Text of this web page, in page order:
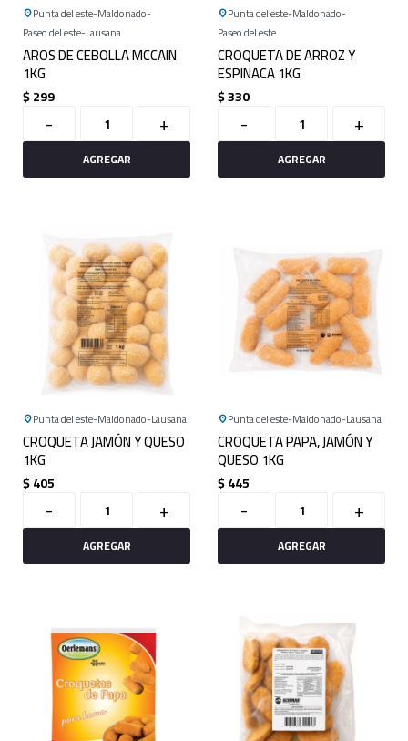
Punta del este Maldonado
Paseo del este Lausana
AROS DE CEBOLLA MCCAIN
1KG
$299
- +
Punta del este Maldonado
Paseo del este
CROQUETA DE ARROZ Y
ESPINACA 1KG
$330
- +
Punta del este Maldonado Lausana
CROQUETA JAMÓN Y QUESO
1KG
$405
- +
Punta del este Maldonado Lausana
CROQUETA PAPA, JAMÓN Y
QUESO 1KG
$445
- +